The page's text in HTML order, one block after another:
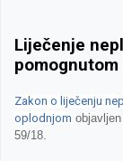
Liječenje
Zakon o liječenju
oplodnjom
59/18.